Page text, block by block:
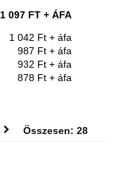
1 097 FT + ÁFA
1 042 Ft + áfa
987 Ft + áfa
932 Ft + áfa
878 Ft + áfa
Összesen: 28